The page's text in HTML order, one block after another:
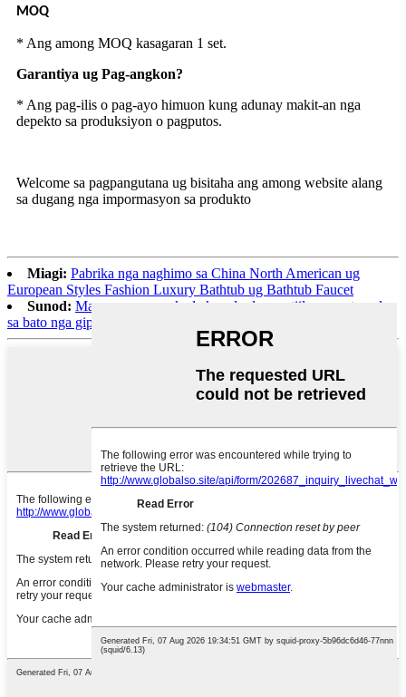
MOQ
* Ang among MOQ kasagaran 1 set.
Garantiya ug Pag-angkon?
* Ang pag-ilis o pag-ayo himuon kung adunay makit-an nga
depekto sa produksiyon o pagputos.
Welcome sa pagpangutana ug bisitaha ang among website alang
sa dugang nga impormasyon sa produkto
Miagi: Pabrika nga naghimo sa China North American ug
European Styles Fashion Luxury Bathtub ug Bathtub Faucet
Sunod: Maayong presyo kada kwadrado nga tiil nga materyales
sa bato nga gipahaom nga mga countertop sa granite sa kusina